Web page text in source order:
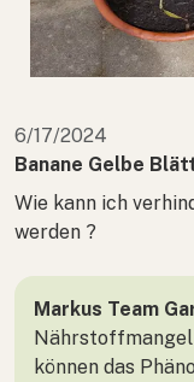
6/17/2024
Banane Gelbe
Wie kann ich
werden ?
Markus Team
können das